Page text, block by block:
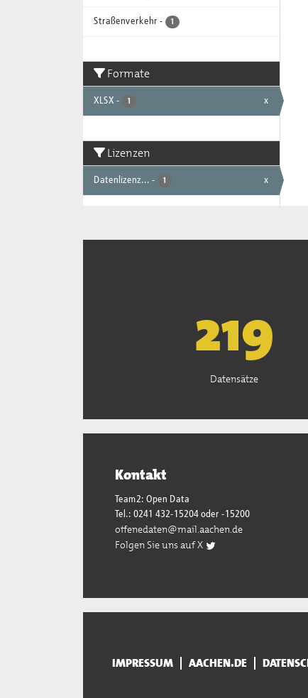
Straßenverkehr - 1
Formate
XLSX - 1 x
Lizenzen
Datenlizenz... - 1 x
222
Datensätze
Kontakt
Team2: Open Data
Tel.: 0241 432-15204 oder -15200
offenedaten@mail.aachen.de
Folgen Sie uns auf X
IMPRESSUM AACHEN.DE